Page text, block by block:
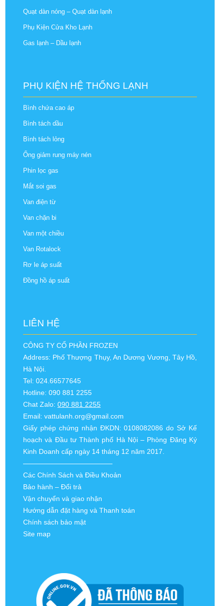
Quạt dàn nóng – Quạt dàn lạnh
Phụ Kiện Cửa Kho Lạnh
Gas lạnh – Dầu lạnh
PHỤ KIỆN HỆ THỐNG LẠNH
Bình chứa cao áp
Bình tách dầu
Bình tách lỏng
Ống giảm rung máy nén
Phin lọc gas
Mắt soi gas
Van điện từ
Van chặn bi
Van một chiều
Van Rotalock
Rơ le áp suất
Đồng hồ áp suất
LIÊN HỆ
CÔNG TY CỔ PHẦN FROZEN
Address: Phố Thượng Thụy, An Dương Vương, Tây Hồ,
Hà Nội.
Tel: 024.66577645
Hotline: 090 881 2255
Chat Zalo: 090 881 2255
Email: vattulanh.org@gmail.com
Giấy phép chứng nhận ĐKDN: 0108082086 do Sở Kế
hoạch và Đầu tư Thành phố Hà Nội – Phòng Đăng Ký
Kinh Doanh cấp ngày 14 tháng 12 năm 2017.
—————————————
Các Chính Sách và Điều Khoản
Bảo hành – Đổi trả
Vận chuyển và giao nhận
Hướng dẫn đặt hàng và Thanh toán
Chính sách bảo mật
Site map